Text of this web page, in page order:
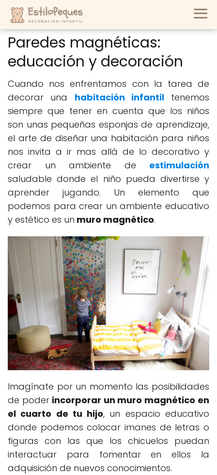
Paredes magnéticas:
educación y decoración
Cuando nos enfrentamos con la tarea de
decorar una habitación infantiltenemos
siempre que tener en cuenta que los niños
son unas pequeñas esponjas de aprendizaje,
el arte de diseñar una habitación para niños
nos invita a ir mas allá de lo decorativo y
crear un ambiente de estimulación
saludable donde el niño pueda divertirse y
aprender jugando. Un elemento que
podemos para crear un ambiente educativo
y estético es un muro magnético.
Imagínate por un momento las posibilidades
de poderincorporar un muro magnético en
el cuarto de tu hijo, un espacio educativo
donde podemos colocar imanes de letras o
figuras con las que los chicuelos puedan
interactuar para fomentar en ellos la
adquisición de nuevos conocimientos.